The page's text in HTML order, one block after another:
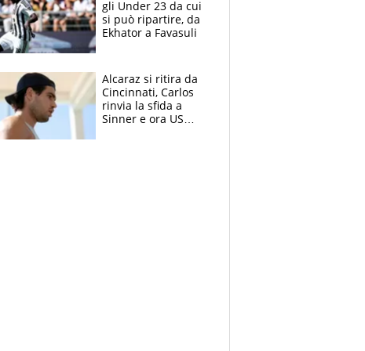
gli Under 23 da cui
si può ripartire, da
Ekhator a Favasuli
Alcaraz si ritira da
Cincinnati, Carlos
rinvia la sfida a
Sinner e ora US